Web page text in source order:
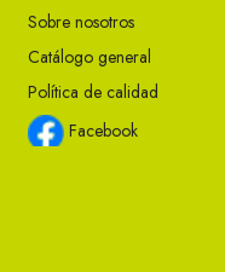
Sobre nosotros
Catálogo general
Política de calidad
Facebook